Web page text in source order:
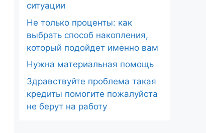
ситуации
Не только проценты: как
выбрать способ накопления,
который подойдет именно вам
Нужна материальная помощь
Здравствуйте проблема такая
кредиты помогите пожалуйста
не берут на работу